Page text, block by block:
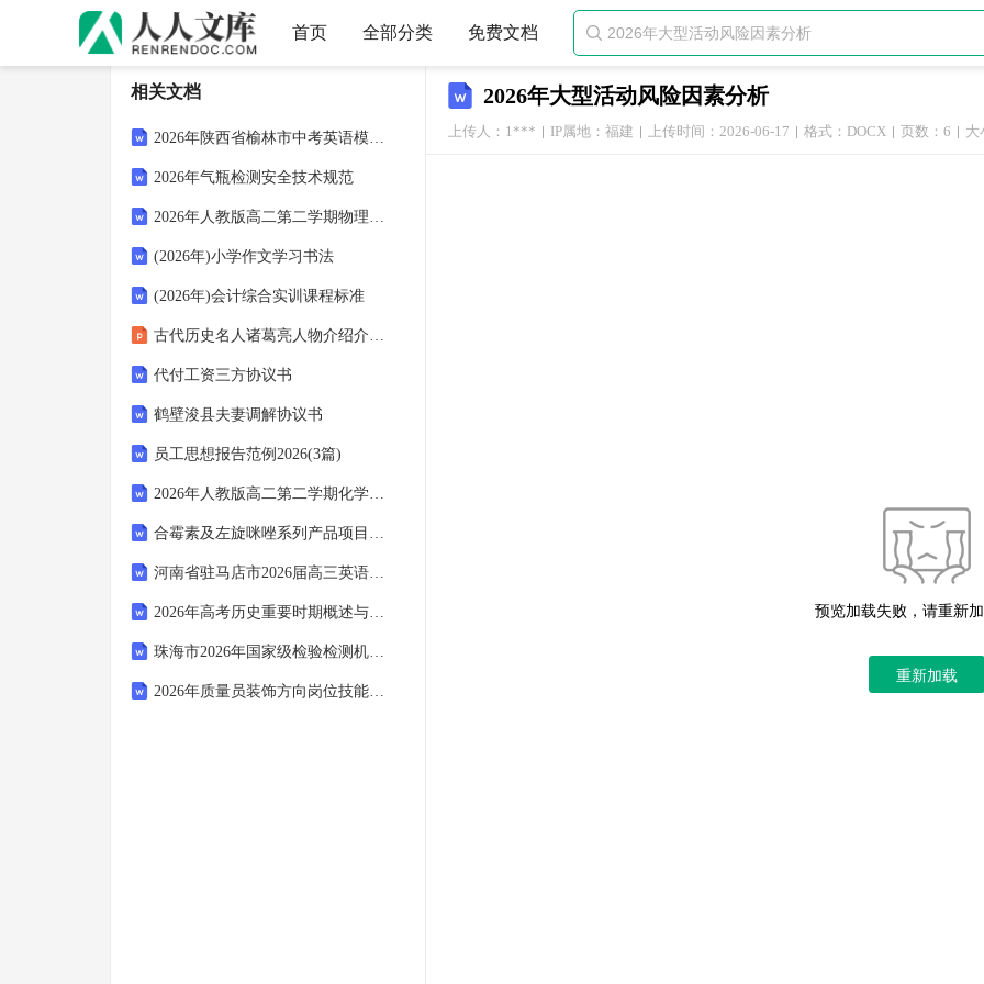
首页 全部分类 免费文档 
2026年大型活动风险因素分析
上传人：1*** IP属地：福建 上传时间：2026-06-17 格式：DOCX 页数：6 大
预览加载失败，请重新
重新加载
相关文档
2026年陕西省榆林市中考英语模拟试卷(含详细答案解析)
2026年气瓶检测安全技术规范
2026年人教版高二第二学期物理期末升学备考测评试卷（附答案可下载）
(2026年)小学作文学习书法
(2026年)会计综合实训课程标准
古代历史名人诸葛亮人物介绍介绍 课件
代付工资三方协议书
鹤壁浚县夫妻调解协议书
员工思想报告范例2026(3篇)
2026年人教版高二第二学期化学期末模拟达标检测试卷（附答案可下载）
合霉素及左旋咪唑系列产品项目可行性研究报告模板申批拿地用
河南省驻马店市2026届高三英语下学期开学考试
2026年高考历史重要时期概述与试题解析
珠海市2026年国家级检验检测机构资质认定评审员考试试题及答案
2026年质量员装饰方向岗位技能考试题库及答案